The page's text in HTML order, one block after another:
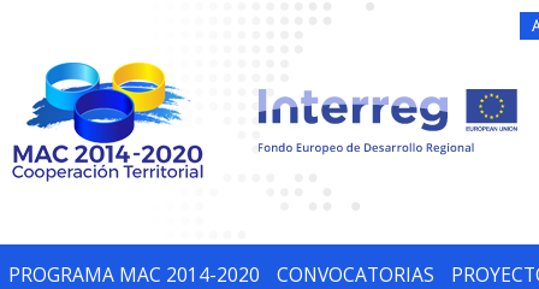
PROGRAMA MAC 2014-2020 CONVOCATORIAS